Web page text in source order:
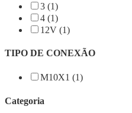
3 (1)
4 (1)
12V (1)
TIPO DE CONEXÃO
M10X1 (1)
Categoria